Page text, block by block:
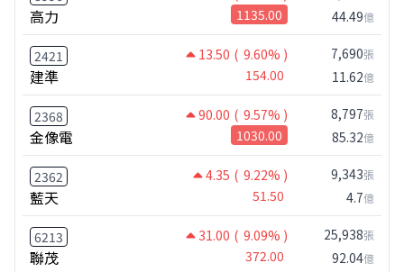
高力 1135.00 44.49億
2421 13.50 ( 9.60% )
建準 154.00
7,690張
11.62億
2368 90.00 ( 9.57% )
金像電 1030.00
8,797張
85.32億
2362 4.35 ( 9.22% )
藍天 51.50
9,343張
4.7億
6213 31.00 ( 9.09% )
聯茂 372.00
25,938張
92.04億